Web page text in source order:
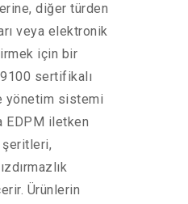
diğer türden
veya elektronik
için bir
sertifikalı
yönetim sistemi
EDPM iletken
şeritleri,
Ürünlerin